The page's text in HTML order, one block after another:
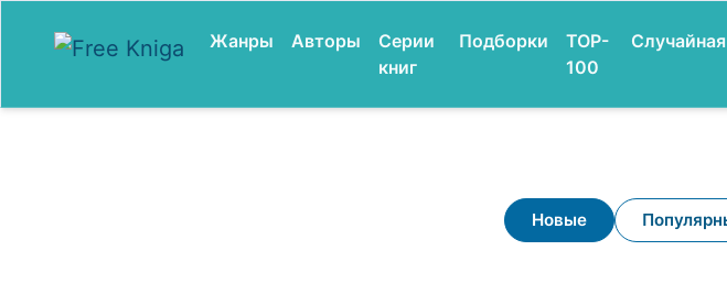
Жанры Авторы
Серии
книг
Подборки
TOP-
100
Случайная
Новые